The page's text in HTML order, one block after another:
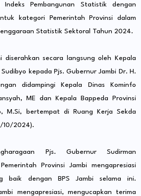
Pembangunan Statistik dengan
kategori Pemerintah Provinsi dalam
Statistik Sektoral Tahun 2024.
diserahkan secara langsung oleh Kepala
Sudibyo kepada Pjs. Gubernur Jambi Dr. H.
didampingi Kepala Dinas Kominfo
ME dan Kepala Bappeda Provinsi
M.Si, bertempat di Ruang Kerja Sekda
10/2024).
Pjs. Gubernur Sudirman
Provinsi Jambi mengapresiasi
baik dengan BPS Jambi selama ini.
mengapresiasi, mengucapkan terima